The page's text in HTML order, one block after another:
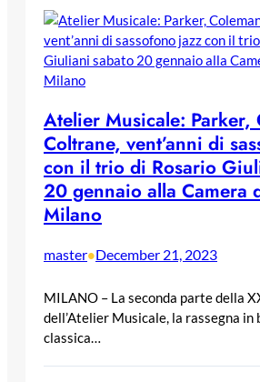
Atelier Musicale: Parker,
Coltrane, vent’anni di
con il trio di Rosario
20 gennaio alla Camera
Milano
master•December 21, 2023
MILANO – La seconda parte della
dell’Atelier Musicale, la rassegna in
classica…